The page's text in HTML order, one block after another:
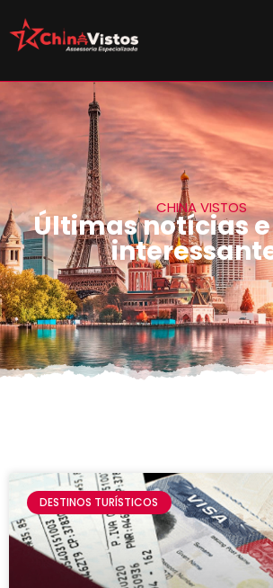
CHINA VISTOS
Últimas notícias
DESTINOS TURÍSTICOS